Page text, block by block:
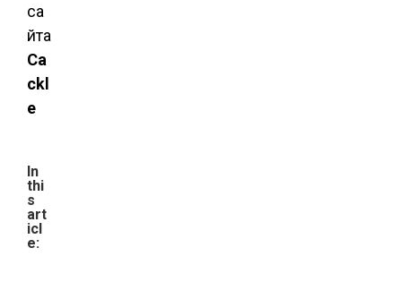
са
йта
Ca
ckl
e
In
thi
s
art
icl
e: